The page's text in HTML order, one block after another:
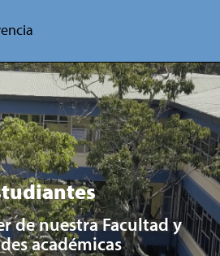
de nuestra Facultad y
académicas